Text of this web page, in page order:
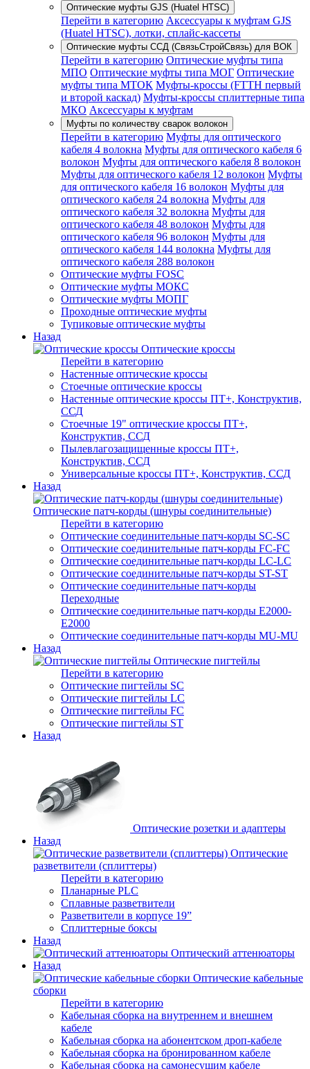
Оптические муфты GJS (Huatel HTSC)
Перейти в категорию Аксессуары к муфтам GJS
(Huatel HTSC), лотки, сплайс-кассеты
Оптические муфты ССД (СвязьСтройСвязь) для ВОК
Перейти в категорию Оптические муфты типа
МПО Оптические муфты типа МОГ Оптические
муфты типа МТОК Муфты-кроссы (FTTH первый
и второй каскад) Муфты-кроссы сплиттерные типа
МКО Аксессуары к муфтам
Муфты по количеству сварок волокон
Перейти в категорию Муфты для оптического
кабеля 4 волокна Муфты для оптического кабеля 6
волокон Муфты для оптического кабеля 8 волокон
Муфты для оптического кабеля 12 волокон Муфты
для оптического кабеля 16 волокон Муфты для
оптического кабеля 24 волокна Муфты для
оптического кабеля 32 волокна Муфты для
оптического кабеля 48 волокон Муфты для
оптического кабеля 96 волокон Муфты для
оптического кабеля 144 волокна Муфты для
оптического кабеля 288 волокон
Оптические муфты FOSC
Оптические муфты МОКС
Оптические муфты МОПГ
Проходные оптические муфты
Тупиковые оптические муфты
Назад
Оптические кроссы
Перейти в категорию
Настенные оптические кроссы
Стоечные оптические кроссы
Настенные оптические кроссы ПТ+, Конструктив,
ССД
Стоечные 19" оптические кроссы ПТ+,
Конструктив, ССД
Пылевлагозащищенные кроссы ПТ+,
Конструктив, ССД
Универсальные кроссы ПТ+, Конструктив, ССД
Назад
Оптические патч-корды (шнуры соединительные)
Перейти в категорию
Оптические соединительные патч-корды SC-SC
Оптические соединительные патч-корды FC-FC
Оптические соединительные патч-корды LC-LC
Оптические соединительные патч-корды ST-ST
Оптические соединительные патч-корды
Переходные
Оптические соединительные патч-корды E2000-
E2000
Оптические соединительные патч-корды MU-MU
Назад
Оптические пигтейлы
Перейти в категорию
Оптические пигтейлы SC
Оптические пигтейлы LC
Оптические пигтейлы FC
Оптические пигтейлы ST
Назад
Оптические розетки и адаптеры
Назад
Оптические
разветвители (сплиттеры)
Перейти в категорию
Планарные PLC
Сплавные разветвители
Разветвители в корпусе 19”
Сплиттерные боксы
Назад
Оптический аттенюаторы
Назад
Оптические кабельные
сборки
Перейти в категорию
Кабельная сборка на внутреннем и внешнем
кабеле
Кабельная сборка на абонентском дроп-кабеле
Кабельная сборка на бронированном кабеле
Кабельная сборка на самонесущим кабеле